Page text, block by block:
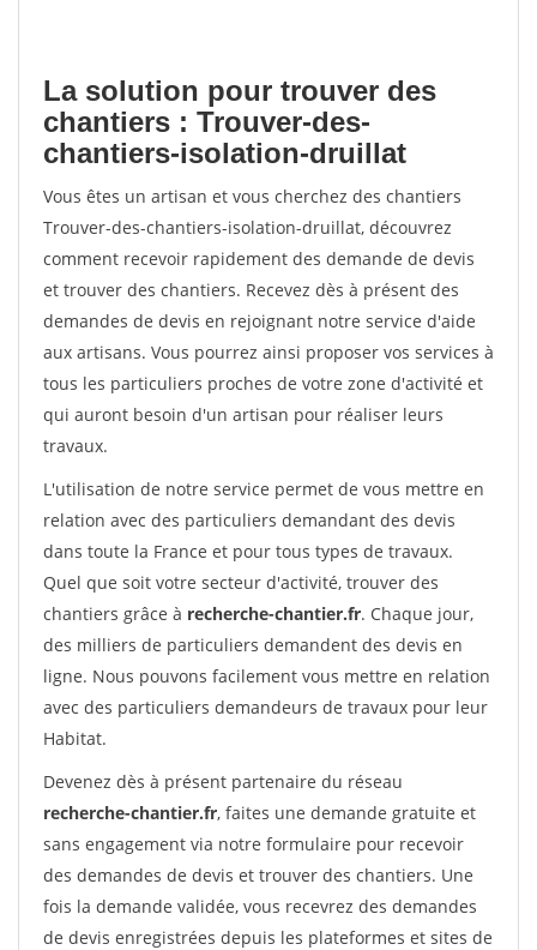
La solution pour trouver des
chantiers : Trouver-des-
chantiers-isolation-druillat
Vous êtes un artisan et vous cherchez des chantiers
Trouver-des-chantiers-isolation-druillat, découvrez
comment recevoir rapidement des demande de devis
et trouver des chantiers. Recevez dès à présent des
demandes de devis en rejoignant notre service d'aide
aux artisans. Vous pourrez ainsi proposer vos services à
tous les particuliers proches de votre zone d'activité et
qui auront besoin d'un artisan pour réaliser leurs
travaux.
L'utilisation de notre service permet de vous mettre en
relation avec des particuliers demandant des devis
dans toute la France et pour tous types de travaux.
Quel que soit votre secteur d'activité, trouver des
chantiers grâce à recherche-chantier.fr. Chaque jour,
des milliers de particuliers demandent des devis en
ligne. Nous pouvons facilement vous mettre en relation
avec des particuliers demandeurs de travaux pour leur
Habitat.
Devenez dès à présent partenaire du réseau
recherche-chantier.fr, faites une demande gratuite et
sans engagement via notre formulaire pour recevoir
des demandes de devis et trouver des chantiers. Une
fois la demande validée, vous recevrez des demandes
de devis enregistrées depuis les plateformes et sites de